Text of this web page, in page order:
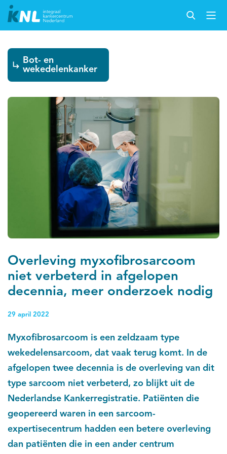
Overleving myxofibrosarcoom
niet verbeterd in afgelopen
decennia, meer onderzoek nodig
29 april 2022
Myxofibrosarcoom is een zeldzaam type
wekedelensarcoom, dat vaak terug komt. In de
afgelopen twee decennia is de overleving van dit
type sarcoom niet verbeterd, zo blijkt uit de
Nederlandse Kankerregistratie. Patiënten die
geopereerd waren in een sarcoom-
expertisecentrum hadden een betere overleving
dan patiënten die in een ander centrum
Bot- en
wekedelenkanker